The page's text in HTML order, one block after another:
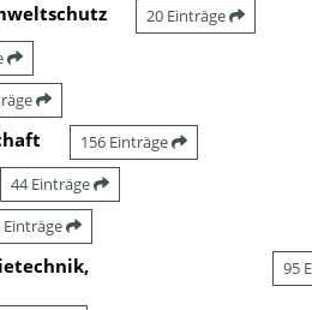
20 Einträge
156 Einträge
44 Einträge
Einträge
95